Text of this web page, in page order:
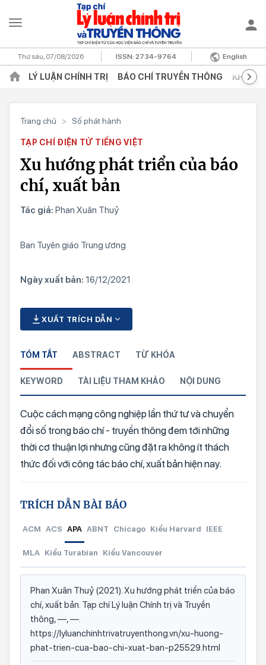
Thứ sáu, 07/08/2026 ISSN:2734-9764 English
LÝ LUẬN CHÍNH TRỊ BÁO CHÍ TRUYỀN THÔNG KHOA
Trang chủ > Số phát hành
TẠP CHÍ ĐIỆN TỬ TIẾNG VIỆT
Xu hướng phát triển của báo
chí, xuất bản
Tác giả: Phan Xuân Thuỷ
Ban Tuyên giáo Trung ương
Ngày xuất bản: 16/12/2021
XUẤT TRÍCH DẪN
TÓM TẮT ABSTRACT TỪ KHÓA
KEYWORD TÀI LIỆU THAM KHẢO NỘI DUNG
Cuộc cách mạng công nghiệp lần thứ tư và chuyển
đổi số trong báo chí - truyền thông đem tới những
thời cơ thuận lợi nhưng cũng đặt ra không ít thách
thức đối với công tác báo chí, xuất bản hiện nay.
TRÍCH DẪN BÀI BÁO
ACM ACS APA ABNT Chicago Kiểu Harvard IEEE
MLA Kiểu Turabian Kiểu Vancouver
Phan Xuân Thuỷ (2021). Xu hướng phát triển của báo
chí, xuất bản. Tạp chí Lý luận Chính trị và Truyền
thông, —, —.
https://lyluanchinhtrivatruyenthong.vn/xu-huong-
phat-trien-cua-bao-chi-xuat-ban-p25529.html